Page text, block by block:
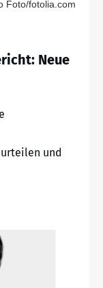
Foto/fotolia.com
Neue
und